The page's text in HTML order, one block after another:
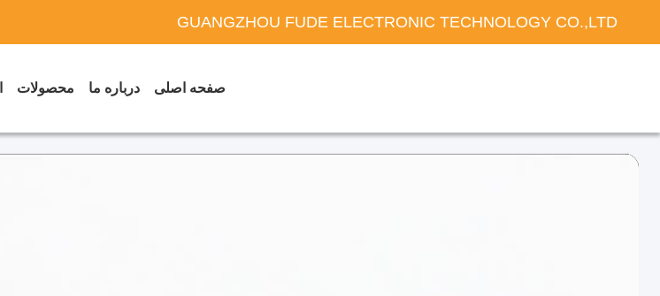
GUANGZHOU FUDE ELECTRONIC TECHNOLOGY CO.,LTD
صفحه اصلی درباره ما محصولات